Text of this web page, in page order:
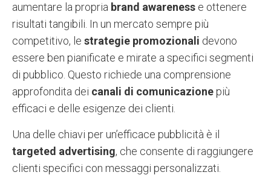
aumentare la propria brand awareness e ottenere
risultati tangibili. In un mercato sempre più
competitivo, le strategie promozionali devono
essere ben pianificate e mirate a specifici segmenti
di pubblico. Questo richiede una comprensione
approfondita dei canali di comunicazione più
efficaci e delle esigenze dei clienti.
Una delle chiavi per un’efficace pubblicità è il
targeted advertising, che consente di raggiungere
clienti specifici con messaggi personalizzati.